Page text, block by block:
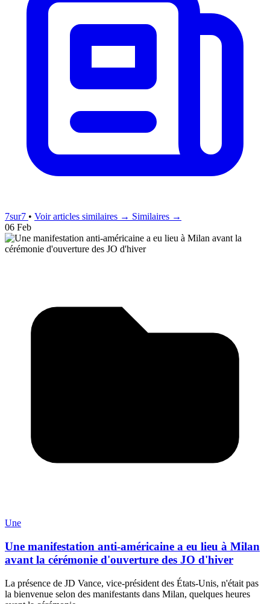
7sur7 • Voir articles similaires → Similaires →
06 Feb
Une
Une manifestation anti-américaine a eu lieu à Milan
avant la cérémonie d'ouverture des JO d'hiver
La présence de JD Vance, vice-président des États-Unis, n'était pas
la bienvenue selon des manifestants dans Milan, quelques heures